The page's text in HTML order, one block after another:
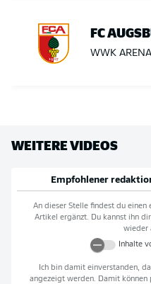
FC
WWK ARENA
WEITERE VIDEOS
Empfohlener
An dieser Stelle findest du einen
Artikel ergänzt. Du kannst ihn
wieder
Inhalte
Ich bin damit einverstanden,
angezeigt werden. Damit können